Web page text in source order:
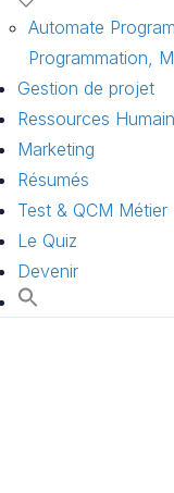
Automate
Programmation,
Gestion de projet
Ressources
Marketing
Résumés
Test & QCM Métier
Le Quiz
Devenir